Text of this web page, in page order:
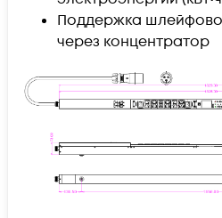
Поддержка
через концентратор